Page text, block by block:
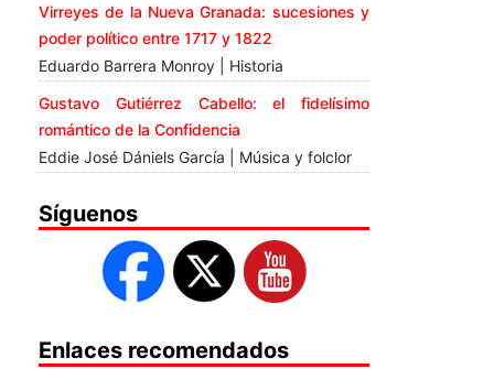
Virreyes de la Nueva Granada: sucesiones y
poder político entre 1717 y 1822
Eduardo Barrera Monroy | Historia
Gustavo Gutiérrez Cabello: el fidelísimo
romántico de la Confidencia
Eddie José Dániels García | Música y folclor
Síguenos
Enlaces recomendados